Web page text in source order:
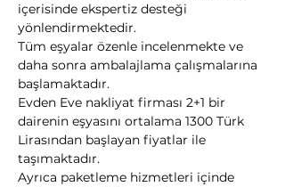
içerisinde ekspertiz desteği
yönlendirmektedir.
Tüm eşyalar özenle incelenmekte ve
daha sonra ambalajlama çalışmalarına
başlamaktadır.
Evden Eve nakliyat firması 2+1 bir
dairenin eşyasını ortalama 1300 Türk
Lirasından başlayan fiyatlar ile
taşımaktadır.
Ayrıca paketleme hizmetleri içinde